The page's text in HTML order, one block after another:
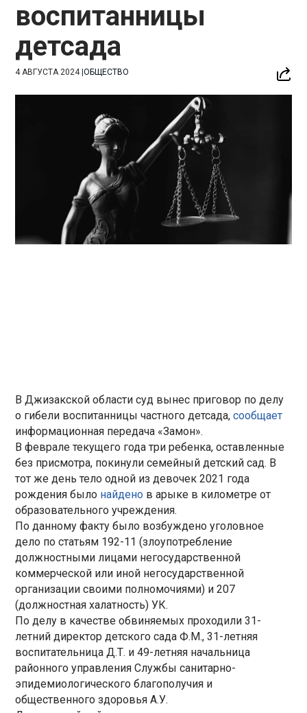
воспитанницы
детсада
4 АВГУСТА 2024|ОБЩЕСТВО
В Джизакской области суд вынес приговор по делу
о гибели воспитанницы частного детсада,сообщает
информационная передача «Замон».
В феврале текущего года три ребенка, оставленные
без присмотра, покинули семейный детский сад. В
тот же день тело одной из девочек 2021 года
рождения было найдено в арыке в километре от
образовательного учреждения.
По данному факту было возбуждено уголовное
дело по статьям 192-11 (злоупотребление
должностными лицами негосударственной
коммерческой или иной негосударственной
организации своими полномочиями) и 207
(должностная халатность) УК.
По делу в качестве обвиняемых проходили 31-
летний директор детского сада Ф.М., 31-летняя
воспитательница Д.Т. и 49-летняя начальница
районного управления Службы санитарно-
эпидемиологического благополучия и
общественного здоровья А.У.